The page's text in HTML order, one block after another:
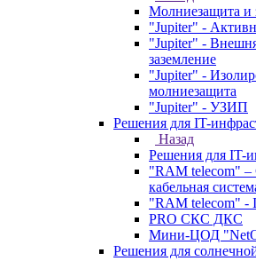
Молниезащита и
"Jupiter" -
"Jupiter" -
заземление
"Jupiter" -
молниезащита
"Jupiter" - УЗИП
Решения для IT-
Назад
Решения для IT-
"RAM telecom" –
кабельная
"RAM telecom" -
PRO СКС ДКС
Мини-ЦОД
Решения для